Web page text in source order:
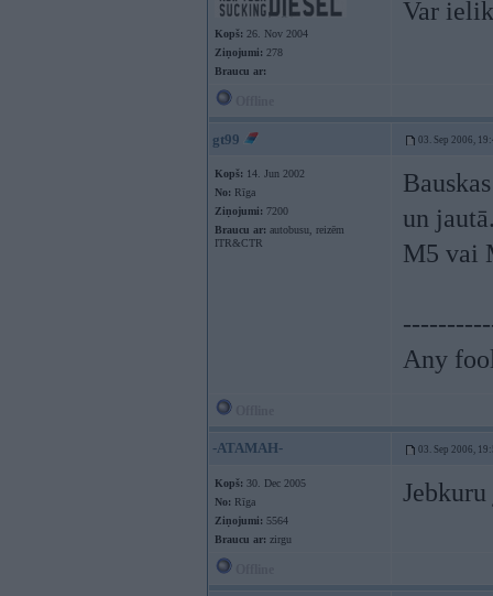
Kopš: 26. Nov 2004
Ziņojumi: 278
Braucu ar:
Var
gt99 03. Sep 2006,
Kopš: 14. Jun 2002
No: Rīga
Ziņojumi: 7200
Braucu ar: autobusu, reizēm
ITR&CTR
un
M5 vai
Any
-ATAMAH- 03. Sep 2006,
Kopš: 30. Dec 2005
No: Rīga
Ziņojumi: 5564
Braucu ar: zirgu